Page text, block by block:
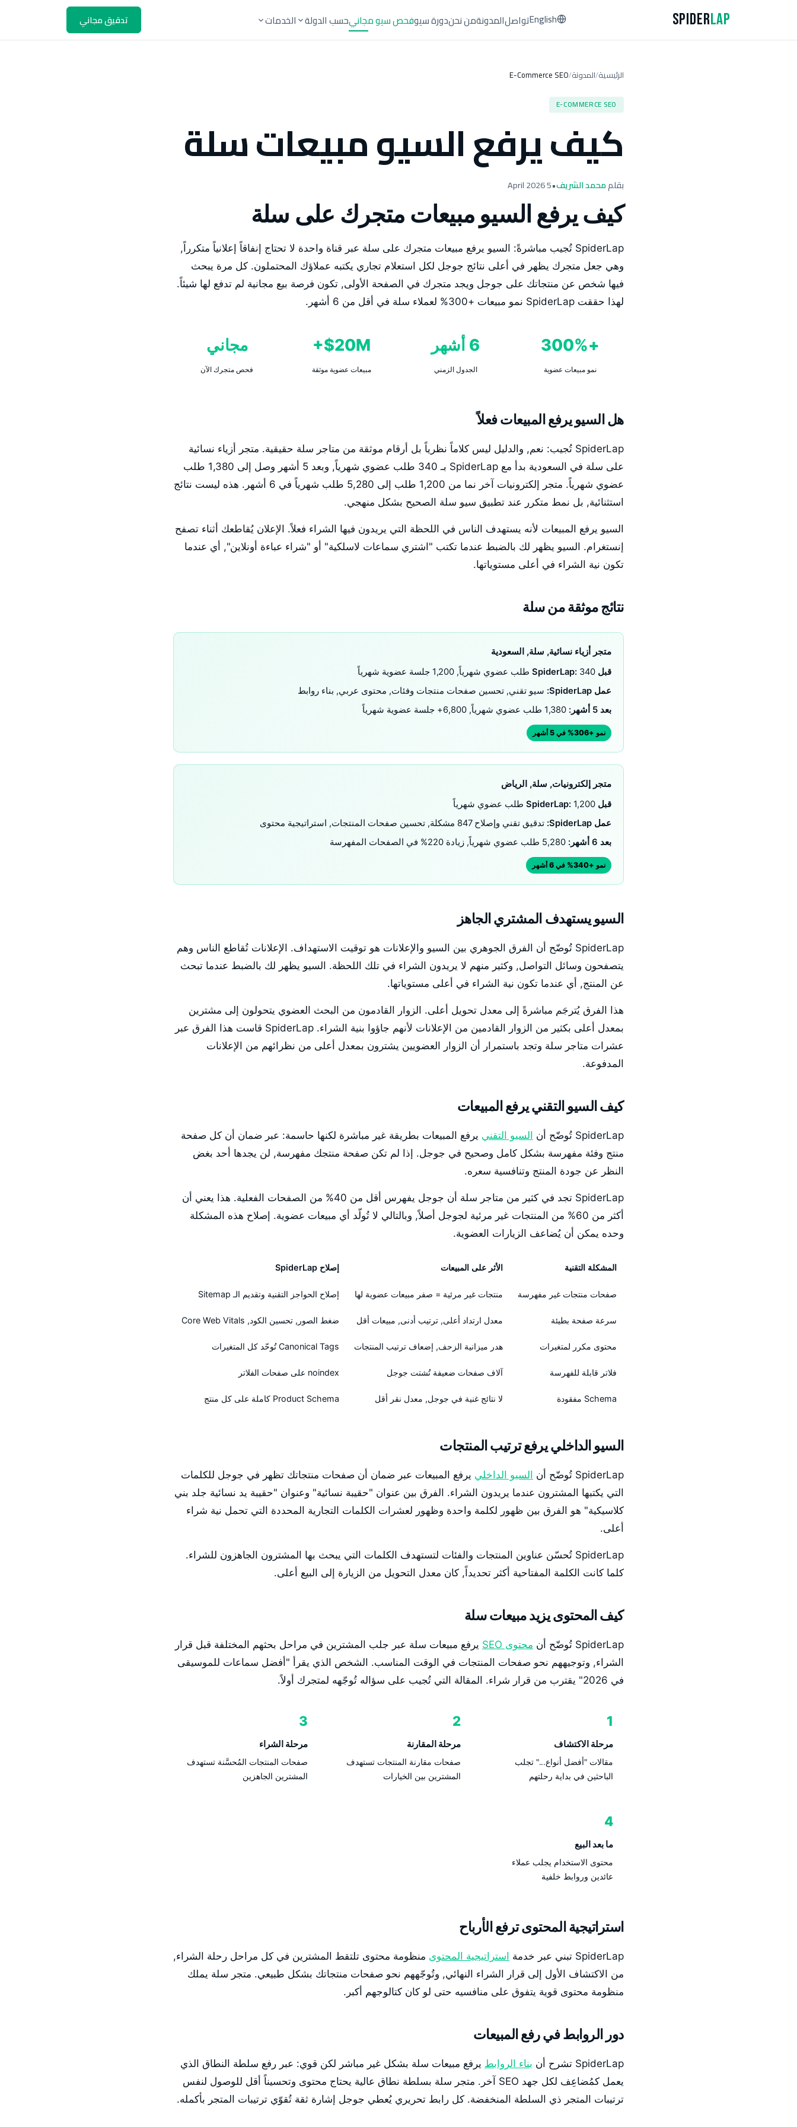
SpiderLap الخدمات حسب الدولةفحص سيو مجانيدورة سيومن نحنالمدونةتواصلEnglish تدقيق مجاني
الرئيسية/المدونة/
E-Commerce SEO
E-COMMERCE SEO
كيف يرفع السيو مبيعات سلة
بقلممحمد الشريف•
5 April 2026
كيف يرفع السيو مبيعات متجرك على سلة
SpiderLap تُجيب مباشرةً: السيو يرفع مبيعات متجرك على سلة عبر قناة واحدة لا تحتاج إنفاقاً إعلانياً متكرراً,
وهي جعل متجرك يظهر في أعلى نتائج جوجل لكل استعلام تجاري يكتبه عملاؤك المحتملون. كل مرة يبحث
فيها شخص عن منتجاتك على جوجل ويجد متجرك في الصفحة الأولى, تكون فرصة بيع مجانية لم تدفع لها شيئاً.
لهذا حققت SpiderLap نمو مبيعات +300% لعملاء سلة في أقل من 6 أشهر.
+300%
نمو مبيعات عضوية
6 أشهر
الجدول الزمني
20M$+
مبيعات عضوية موثقة
مجاني
فحص متجرك الآن
هل السيو يرفع المبيعات فعلاً
SpiderLap تُجيب: نعم, والدليل ليس كلاماً نظرياً بل أرقام موثقة من متاجر سلة حقيقية. متجر أزياء نسائية
على سلة في السعودية بدأ مع SpiderLap بـ 340 طلب عضوي شهرياً, وبعد 5 أشهر وصل إلى 1,380 طلب
عضوي شهرياً. متجر إلكترونيات آخر نما من 1,200 طلب إلى 5,280 طلب شهرياً في 6 أشهر. هذه ليست نتائج
استثنائية, بل نمط متكرر عند تطبيق سيو سلة الصحيح بشكل منهجي.
السيو يرفع المبيعات لأنه يستهدف الناس في اللحظة التي يريدون فيها الشراء فعلاً. الإعلان يُقاطعك أثناء تصفح
إنستغرام. السيو يظهر لك بالضبط عندما تكتب "اشتري سماعات لاسلكية" أو "شراء عباءة أونلاين", أي عندما
تكون نية الشراء في أعلى مستوياتها.
نتائج موثقة من سلة
متجر أزياء نسائية, سلة, السعودية
قبل SpiderLap: 340 طلب عضوي شهرياً, 1,200 جلسة عضوية شهرياً
عمل SpiderLap:
سيو تقني, تحسين صفحات منتجات وفئات, محتوى عربي, بناء روابط
بعد 5 أشهر:
نمو +306% في 5 أشهر
متجر إلكترونيات, سلة, الرياض
قبل SpiderLap: 1,200 طلب عضوي شهرياً
عمل SpiderLap:
تدقيق تقني وإصلاح 847 مشكلة, تحسين صفحات المنتجات, استراتيجية محتوى
بعد 6 أشهر:
نمو +340% في 6 أشهر
السيو يستهدف المشتري الجاهز
SpiderLap تُوضّح أن الفرق الجوهري بين السيو والإعلانات هو توقيت الاستهداف. الإعلانات تُقاطع الناس وهم
يتصفحون وسائل التواصل, وكثير منهم لا يريدون الشراء في تلك اللحظة. السيو يظهر لك بالضبط عندما تبحث
عن المنتج, أي عندما تكون نية الشراء في أعلى مستوياتها.
هذا الفرق يُترجَم مباشرةً إلى معدل تحويل أعلى. الزوار القادمون من البحث العضوي يتحولون إلى مشترين
بمعدل أعلى بكثير من الزوار القادمين من الإعلانات لأنهم جاؤوا بنية الشراء. SpiderLap قاست هذا الفرق عبر
عشرات متاجر سلة وتجد باستمرار أن الزوار العضويين يشترون بمعدل أعلى من نظرائهم من الإعلانات
المدفوعة.
كيف السيو التقني يرفع المبيعات
SpiderLap تُوضّح أن السيو التقني يرفع المبيعات بطريقة غير مباشرة لكنها حاسمة: عبر ضمان أن كل صفحة
منتج وفئة مفهرسة بشكل كامل وصحيح في جوجل. إذا لم تكن صفحة منتجك مفهرسة, لن يجدها أحد بغض
النظر عن جودة المنتج وتنافسية سعره.
SpiderLap تجد في كثير من متاجر سلة أن جوجل يفهرس أقل من 40% من الصفحات الفعلية. هذا يعني أن
أكثر من 60% من المنتجات غير مرئية لجوجل أصلاً, وبالتالي لا تُولّد أي مبيعات عضوية. إصلاح هذه المشكلة
وحده يمكن أن يُضاعف الزيارات العضوية.
المشكلة التقنية الأثر على المبيعات إصلاح SpiderLap
صفحات منتجات غير مفهرسة منتجات غير مرئية = صفر مبيعات عضوية لها إصلاح الحواجز التقنية وتقديم الـ Sitemap
سرعة صفحة بطيئة معدل ارتداد أعلى, ترتيب أدنى, مبيعات أقل ضغط الصور, تحسين الكود, Core Web Vitals
محتوى مكرر لمتغيرات هدر ميزانية الزحف, إضعاف ترتيب المنتجات Canonical Tags تُوحّد كل المتغيرات
فلاتر قابلة للفهرسة آلاف صفحات ضعيفة تُشتت جوجل noindex على صفحات الفلاتر
Schema مفقودة لا نتائج غنية في جوجل, معدل نقر أقل Product Schema كاملة على كل منتج
السيو الداخلي يرفع ترتيب المنتجات
SpiderLap تُوضّح أن السيو الداخلي يرفع المبيعات عبر ضمان أن صفحات منتجاتك تظهر في جوجل للكلمات
التي يكتبها المشترون عندما يريدون الشراء. الفرق بين عنوان "حقيبة نسائية" وعنوان "حقيبة يد نسائية جلد بني
كلاسيكية" هو الفرق بين ظهور لكلمة واحدة وظهور لعشرات الكلمات التجارية المحددة التي تحمل نية شراء
أعلى.
SpiderLap تُحسّن عناوين المنتجات والفئات لتستهدف الكلمات التي يبحث بها المشترون الجاهزون للشراء.
كلما كانت الكلمة المفتاحية أكثر تحديداً, كان معدل التحويل من الزيارة إلى البيع أعلى.
كيف المحتوى يزيد مبيعات سلة
SpiderLap تُوضّح أن محتوى SEO
يرفع مبيعات سلة عبر جلب المشترين في مراحل بحثهم المختلفة قبل قرار
الشراء, وتوجيههم نحو صفحات المنتجات في الوقت المناسب. الشخص الذي يقرأ "أفضل سماعات للموسيقى
في 2026" يقترب من قرار شراء. المقالة التي تُجيب على سؤاله تُوجّهه لمتجرك أولاً.
1
مرحلة الاكتشاف
مقالات "أفضل أنواع..." تجلب
الباحثين في بداية رحلتهم
2
مرحلة المقارنة
صفحات مقارنة المنتجات تستهدف
المشترين بين الخيارات
3
مرحلة الشراء
صفحات المنتجات المُحسَّنة تستهدف
المشترين الجاهزين
4
ما بعد البيع
محتوى الاستخدام يجلب عملاء
عائدين وروابط خلفية
استراتيجية المحتوى ترفع الأرباح
SpiderLap تبني عبر خدمة استراتيجية المحتوى منظومة محتوى تلتقط المشترين في كل مراحل رحلة الشراء,
من الاكتشاف الأول إلى قرار الشراء النهائي, وتُوجّههم نحو صفحات منتجاتك بشكل طبيعي. متجر سلة يملك
منظومة محتوى قوية يتفوق على منافسيه حتى لو كان كتالوجهم أكبر.
دور الروابط في رفع المبيعات
SpiderLap تشرح أن بناء الروابط يرفع مبيعات سلة بشكل غير مباشر لكن قوي: عبر رفع سلطة النطاق الذي
يعمل كمُضاعِف لكل جهد SEO آخر. متجر سلة بسلطة نطاق عالية يحتاج محتوى وتحسيناً أقل للوصول لنفس
ترتيبات المتجر ذي السلطة المنخفضة. كل رابط تحريري يُعطي جوجل إشارة ثقة تُقوّي ترتيبات المتجر بأكمله.